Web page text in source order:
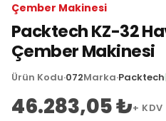
Çember Makinesi
Packtech KZ-32
Çember Makinesi
Ürün Kodu·072Marka·Packtech
46.283,05 ₺+ KDV